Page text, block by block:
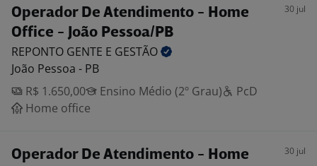
Operador De Atendimento - Home
Office - João Pessoa/PB
30 jul
REPONTO GENTE E GESTÃO
João Pessoa - PB
R$ 1.650,00
Ensino Médio (2º Grau)
PcD
Home office
Operador De Atendimento - Home
30 jul